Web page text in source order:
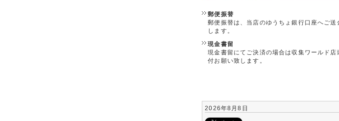
郵便振替
郵便振替は、当店のゆうちょ銀行口座へご送
します。
現金書留
現金書留にてご決済の場合は収集ワールド店
付お願い致します。
2026年8月8日